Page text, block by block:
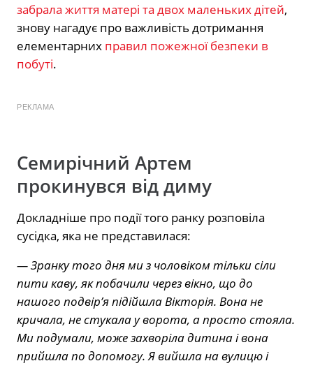
забрала життя матері та двох маленьких дітей,
знову нагадує про важливість дотримання
елементарних правил пожежної безпеки в
побуті.
РЕКЛАМА
Семирічний Артем
прокинувся від диму
Докладніше про події того ранку розповіла
сусідка, яка не представилася:
— Зранку того дня ми з чоловіком тільки сіли
пити каву, як побачили через вікно, що до
нашого подвір’я підійшла Вікторія. Вона не
кричала, не стукала у ворота, а просто стояла.
Ми подумали, може захворіла дитина і вона
прийшла по допомогу. Я вийшла на вулицю і